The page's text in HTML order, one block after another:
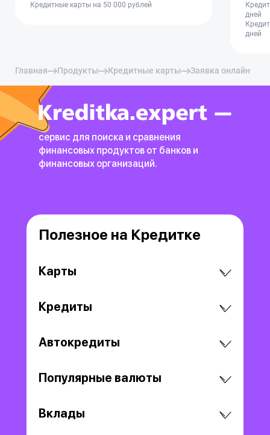
Кредитные карты на 50 000 рублей
дней
дней
Главная Продукты Кредитные карты Заявка онлайн
сервис для поиска и сравнения
финансовых продуктов от банков и
финансовых организаций.
Полезное на Кредитке
Карты
Кредиты
Автокредиты
Популярные валюты
Вклады